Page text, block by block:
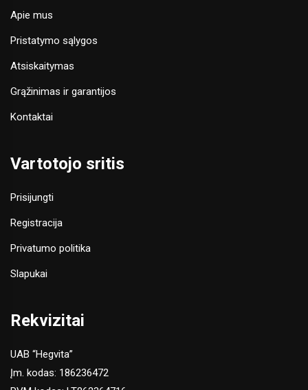
Apie mus
Pristatymo sąlygos
Atsiskaitymas
Grąžinimas ir garantijos
Kontaktai
Vartotojo sritis
Prisijungti
Registracija
Privatumo politika
Slapukai
Rekvizitai
UAB “Hegvita”
Įm. kodas: 186236472